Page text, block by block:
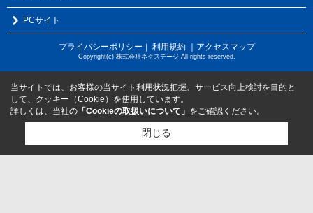
PCサイト
プライバシーポリシー ｜ 利用規約 ｜アクセスマップ
Copyright(c) 株式会社ネクステージ All rights reserved.
当サイトでは、お客様の当サイト利用状況把握、サービス向上検討を目的と
して、クッキー（Cookie）を使用しています。
詳しくは、当社の 「Cookieの取扱いについて」 をご確認ください。
閉じる